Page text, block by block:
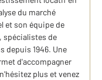
du marché
et son équipe de
spécialistes de
depuis 1946. Une
d'accompagner
plus et venez